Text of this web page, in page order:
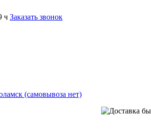
ч Заказать звонок
(самовывоза нет)